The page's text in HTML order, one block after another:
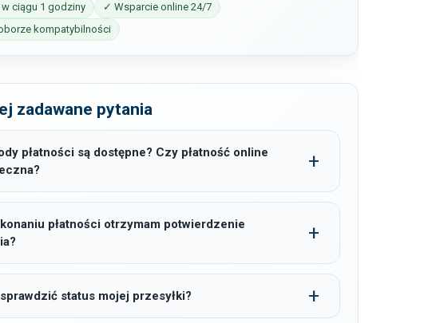
ciągu 1 godziny
✓ Wsparcie online 24/7
kompatybilności
zadawane pytania
płatności są dostępne? Czy płatność online
płatności otrzymam potwierdzenie
status mojej przesyłki?